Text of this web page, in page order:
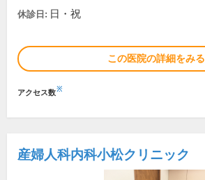
休診日: 日・祝
この医院の詳細をみる
アクセス数※
産婦人科内科小松クリニック